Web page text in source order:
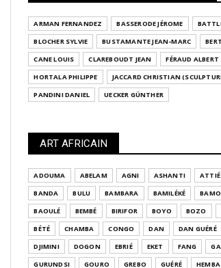
ARMAN FERNANDEZ BASSERODE JÉROME
BLOCHER SYLVIE
BUSTAMANTE JEAN-MARC
CANE LOUIS
CLAREBOUDT JEAN
FÉRAUD ALBERT
HORTALA PHILIPPE
JACCARD CHRISTIAN
PANDINI DANIEL
UECKER GÜNTHER
ART AFRICAIN
ADOUMA ABELAM AGNI ASHANTI ATTIÉ
BANDA
BULU BAMBARA BAMILÉKÉ
BAOULÉ
BEMBÉ BIRIFOR BOYO BOZO
BÉTÉ
CHAMBA CONGO DAN DAN GUÉRÉ
DJIMINI
DOGON EBRIÉ EKET FANG
GURUNDSI
GOURO GREBO GUÉRÉ HEMBA